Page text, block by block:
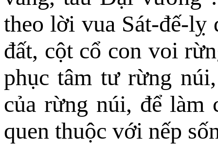
theo lời vua Sát-đế-lỵ
đất, cột cổ con voi
phục tâm tư rừng
của rừng núi, để làm
quen thuộc với nếp